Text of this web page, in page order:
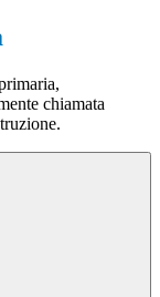
chiamata